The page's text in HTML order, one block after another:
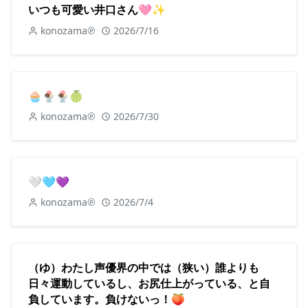
いつも可愛い井口さん🩷✨
konozama℗ 2026/7/16
🧁🍨🍨🍈
konozama℗ 2026/7/30
🤍🩵💜
konozama℗ 2026/7/4
（ゆ）わたし声優界の中では（狭い）誰よりも
日々運動しているし、お尻仕上がっている、と自
負しています。負けないっ！🍑